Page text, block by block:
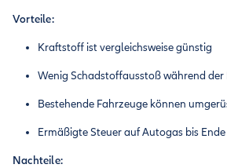
Vorteile:
Kraftstoff ist vergleichsweise günstig
Wenig Schadstoffausstoß während der
Bestehende Fahrzeuge können
Ermäßigte Steuer auf Autogas bis
Nachteile: